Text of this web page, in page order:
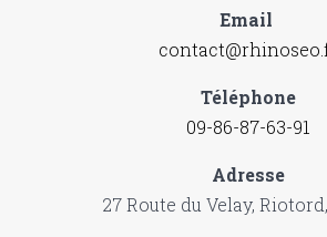
Email
Téléphone
09-86-87-63-91
Adresse
27 Route du Velay,